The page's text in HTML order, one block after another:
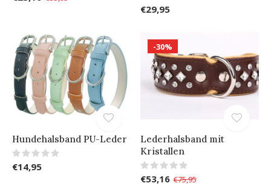
€29,95
Hundehalsband PU-Leder
€14,95
-30%
Lederhalsband mit
Kristallen
€53,16 €75,95